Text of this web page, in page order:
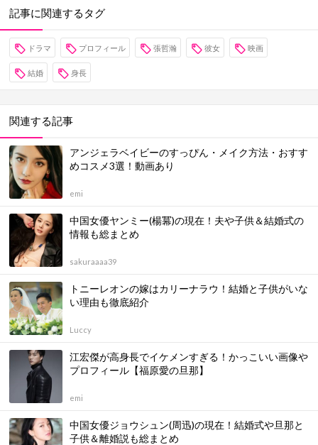
記事に関連するタグ
ドラマ プロフィール 張哲瀚 彼女 映画
結婚 身長
関連する記事
アンジェラベイビーのすっぴん・メイク方法・おすす
めコスメ3選！動画あり
emi
中国女優ヤンミー(楊冪)の現在！夫や子供＆結婚式の
情報も総まとめ
sakuraaaa39
トニーレオンの嫁はカリーナラウ！結婚と子供がいな
い理由も徹底紹介
Luccy
江宏傑が高身長でイケメンすぎる！かっこいい画像や
プロフィール【福原愛の旦那】
emi
中国女優ジョウシュン(周迅)の現在！結婚式や旦那と
子供＆離婚説も総まとめ